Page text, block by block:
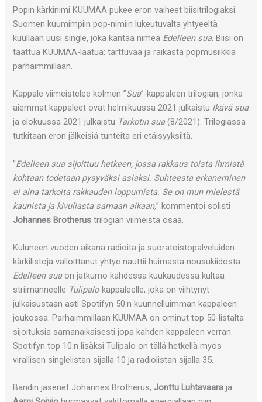
Popin kärkinimi KUUMAA pukee eron vaiheet biisitrilogiaksi.
Suomen kuumimpiin pop-nimiin lukeutuvalta yhtyeeltä
kuullaan uusi single, joka kantaa nimeä Edelleen sua. Biisi on
taattua KUUMAA-laatua: tarttuvaa ja raikasta popmusiikkia
parhaimmillaan.
Kappale viimeistelee kolmen ”Sua”-kappaleen trilogian, jonka
aiemmat kappaleet ovat helmikuussa 2021 julkaistu Ikävä sua
ja elokuussa 2021 julkaistu Tarkotin sua (8/2021). Trilogiassa
tutkitaan eron jälkeisiä tunteita eri etäisyyksiltä.
”Edelleen sua sijoittuu hetkeen, jossa rakkaus toista ihmistä
kohtaan todetaan pysyväksi asiaksi. Suhteesta erkaneminen
ei aina tarkoita rakkauden loppumista. Se on mun mielestä
kaunista ja kivuliasta samaan aikaan,” kommentoi solisti
Johannes Brotherus trilogian viimeistä osaa.
Kuluneen vuoden aikana radioita ja suoratoistopalveluiden
kärkilistoja valloittanut yhtye nauttii huimasta nousukiidosta.
Edelleen sua on jatkumo kahdessa kuukaudessa kultaa
striimanneelle Tulipalo-kappaleelle, joka on viihtynyt
julkaisustaan asti Spotifyn 50:n kuunnelluimman kappaleen
joukossa. Parhaimmillaan KUUMAA on ominut top 50-listalta
sijoituksia samanaikaisesti jopa kahden kappaleen verran.
Spotifyn top 10:n lisäksi Tulipalo on tällä hetkellä myös
virallisen singlelistan sijalla 10 ja radiolistan sijalla 35.
Bändin jäsenet Johannes Brotherus, Jonttu Luhtavaara ja